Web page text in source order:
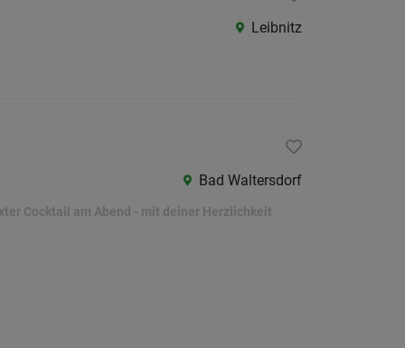
Leibnitz
Bad Waltersdorf
Cocktail am Abend - mit deiner Herzlichkeit